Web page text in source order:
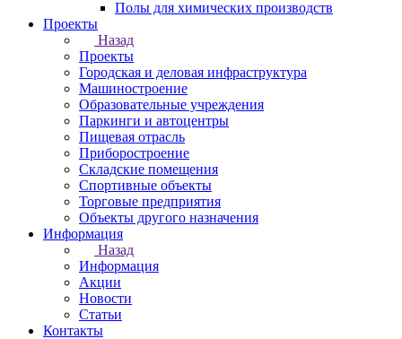
Полы для химических производств
Проекты
Назад
Проекты
Городская и деловая инфраструктура
Машиностроение
Образовательные учреждения
Паркинги и автоцентры
Пищевая отрасль
Приборостроение
Складские помещения
Спортивные объекты
Торговые предприятия
Объекты другого назначения
Информация
Назад
Информация
Акции
Новости
Статьи
Контакты